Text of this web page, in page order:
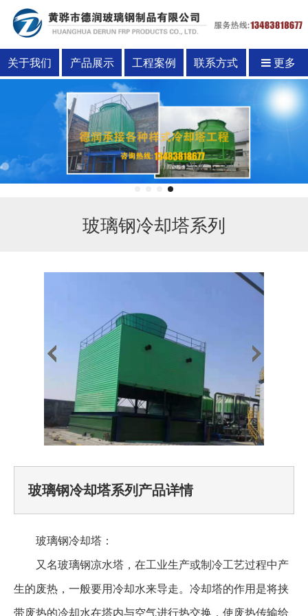
关于我们 产品展示 工程案例 联系方式 更多
玻璃钢冷却塔系列
玻璃钢冷却塔系列产品详情
玻璃钢冷却塔：
又名玻璃钢凉水塔，在工业生产或制冷工艺过程中产
生的废热，一般要用冷却水来导走。冷却塔的作用是将挟
带废热的冷却水在塔内与空气进行热交换，使废热传输给